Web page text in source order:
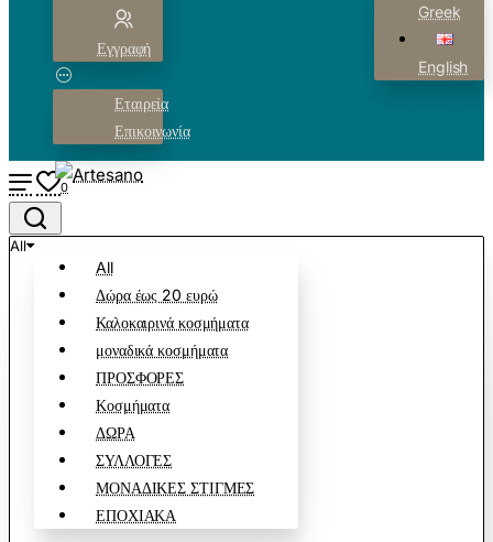
Εγγραφή
Εταιρεία
Επικοινωνία
Greek
English
0
All
All
Δώρα έως 20 ευρώ
Καλοκαιρινά κοσμήματα
μοναδικά κοσμήματα
ΠΡΟΣΦΟΡΕΣ
Κοσμήματα
ΔΩΡΑ
ΣΥΛΛΟΓΕΣ
ΜΟΝΑΔΙΚΕΣ ΣΤΙΓΜΕΣ
ΕΠΟΧΙΑΚΑ